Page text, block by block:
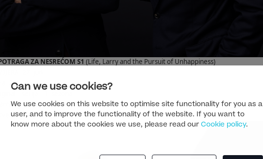
Can we use cookies?
We use cookies on this website to optimise site functionality for you as a
user, and to improve the functionality of the website. If you want to
know more about the cookies we use, please read our Cookie policy.
ZA NESREĆOM S1 (Life, Larry and the Pursuit of Unhappiness)
27. jun
28. jun u 21:55 h
| serija | 1. sezona
i gospođa Obama želeli su da obeleže 250 godina nezavisnosti Amerike i da
istoriju svoje zemlje, ali onda je pozvao Lari Dejvid.